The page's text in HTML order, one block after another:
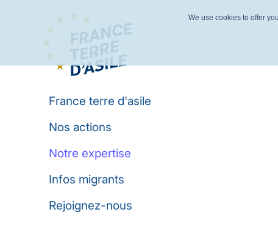
France terre d'asile
Nos actions
Notre expertise
Infos migrants
Rejoignez-nous
We use cookies to offer